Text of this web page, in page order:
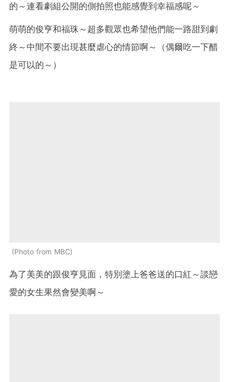
的～連看劇組公開的側拍照也能感覺到幸福感呢～
萌萌的俊亨和福珠～超多觀眾也希望他們能一路甜到劇
終～中間不要出現甚麼虐心的情節啊～（偶爾吃一下醋
是可以的～）
Photo from MBC
為了美美的跟俊亨見面，特別塗上爸爸送的口紅～談戀
愛的女生果然會變美啊～